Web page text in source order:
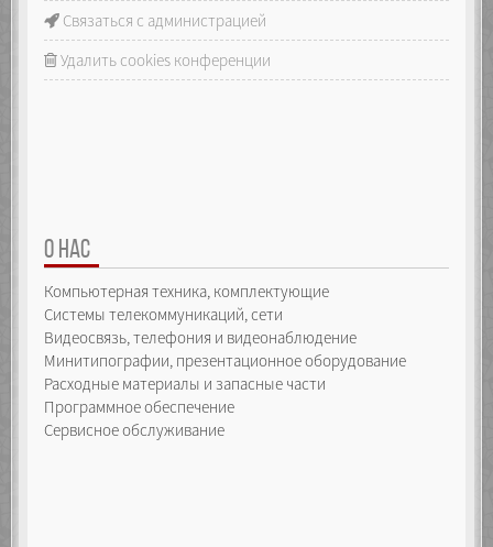
Связаться с администрацией
Удалить cookies конференции
О НАС
Компьютерная техника, комплектующие
Системы телекоммуникаций, сети
Видеосвязь, телефония и видеонаблюдение
Минитипографии, презентационное оборудование
Расходные материалы и запасные части
Программное обеспечение
Сервисное обслуживание